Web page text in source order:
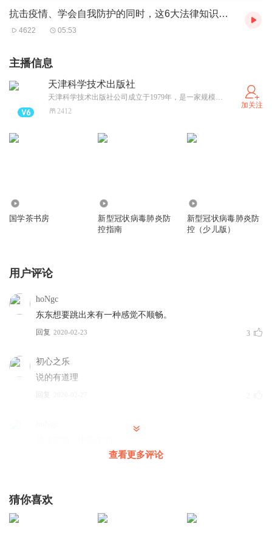
抗击疫情、学会自我防护的同时，这6大法律知识要知道
4622 05:53
主播信息
天津科学技术出版社
天津科学技术出版社公司成立于1979年，是一家规模较大、实力较强、特色鲜明的科学技术类图书出版机构。
2412
加关注
国学茶书房
新型冠状病毒肺炎防
控指南
新型冠状病毒肺炎防
控（少儿版）
用户评论
hoNgc
东东想要跳出来有一种感觉不顺畅。
回复 2020-02-23 3
初心之乐
说的有道理
回复
喊加油中国加油。
查看更多评论
猜你喜欢